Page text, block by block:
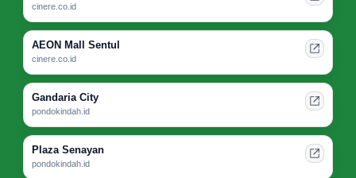
cinere.co.id
AEON Mall Sentul
cinere.co.id
Gandaria City
pondokindah.id
Plaza Senayan
pondokindah.id